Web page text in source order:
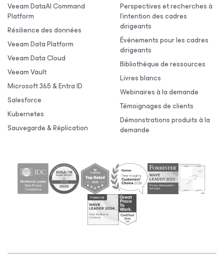
Veeam DataAI Command
Platform
Résilience des données
Veeam Data Platform
Veeam Data Cloud
Veeam Vault
Microsoft 365 & Entra ID
Salesforce
Kubernetes
Sauvegarde & Réplication
Perspectives et recherches à
l’intention des cadres
dirigeants
Événements pour les cadres
dirigeants
Bibliothèque de ressources
Livres blancs
Webinaires à la demande
Témoignages de clients
Démonstrations produits à la
demande